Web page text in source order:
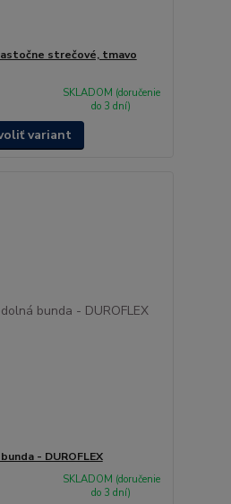
strečové, tmavo
SKLADOM (doručenie
do 3 dní)
variant
- DUROFLEX
SKLADOM (doručenie
do 3 dní)